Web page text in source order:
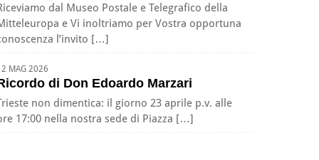
dal Museo Postale e Telegrafico della
e Vi inoltriamo per Vostra opportuna
l’invito […]
MAG 2026
di Don Edoardo Marzari
non dimentica: il giorno 23 aprile p.v. alle
17:00 nella nostra sede di Piazza […]